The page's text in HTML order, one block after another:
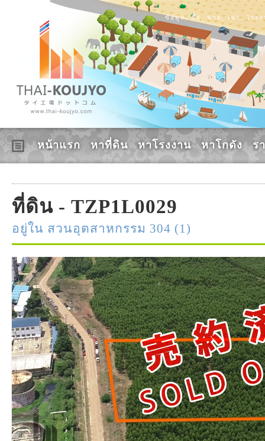
ข้อมูล, ซื้อ, ขาย, เช่า, โรง
หน้าแรก หาที่ดิน หาโรงงาน หาโกดัง ร
ที่ดิน - TZP1L0029
อยู่ใน สวนอุตสาหกรรม 304 (1)